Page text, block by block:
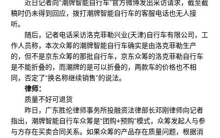
近日记者向“潮牌智能自行车”官方微博发出采访请求，截至截
稿时仍未得到回应，拨打潮牌智能自行车的客服电话也无人接
听。
随后，记者电话采访洛克菲勒兴业(天津)自行车有限公司，工
作人员称，本次众筹的潮牌智能自行车确实是由洛克菲勒生产
的，但不是京东众筹的那批自行车，京东众筹的洛克菲勒自行车
是不能折叠的，而潮牌的是可以折叠的，两款车的价格也不相
同，否定了“换名称继续销售”的说法。
律师：
质量不好可退货
昨日，广东胜伦律师事务所投融资法律部长邓刚律师向记者
指出，潮牌智能自行车众筹是“团购+预购”模式，众筹发起人与参
与方存在买卖合同关系。如果众筹的产品存在质量问题，根据消